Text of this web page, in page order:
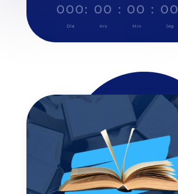
000
Día
: 00
Hrs
: 00
Min
: 00
Seg